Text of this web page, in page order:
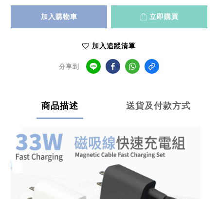
加入購物車 立即購買
加入追蹤清單
分享到
商品描述 送貨及付款方式